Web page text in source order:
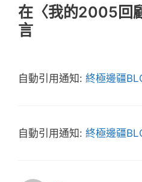
在〈我的2005回
言
自動引用通知: 終極邊疆
自動引用通知: 終極邊疆